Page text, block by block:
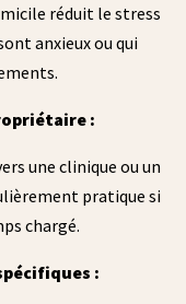
réduit le stress
anxieux ou qui
:
une clinique ou un
pratique si
chargé.
: